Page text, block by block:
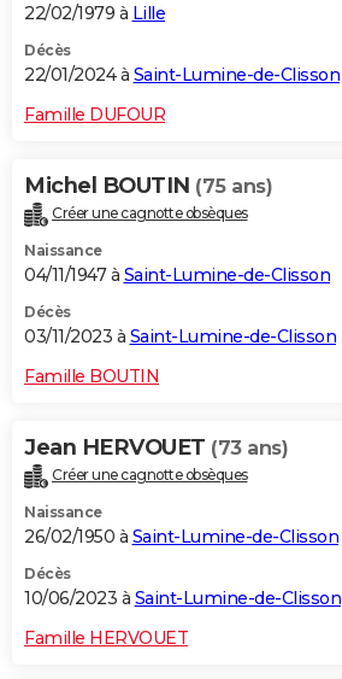
22/02/1979 à Lille
Décès
22/01/2024 à Saint-Lumine-de-Clisson
Famille DUFOUR
Michel BOUTIN (75 ans)
Créer une cagnotte obsèques
Naissance
04/11/1947 à Saint-Lumine-de-Clisson
Décès
03/11/2023 à Saint-Lumine-de-Clisson
Famille BOUTIN
Jean HERVOUET (73 ans)
Créer une cagnotte obsèques
Naissance
26/02/1950 à Saint-Lumine-de-Clisson
Décès
10/06/2023 à Saint-Lumine-de-Clisson
Famille HERVOUET